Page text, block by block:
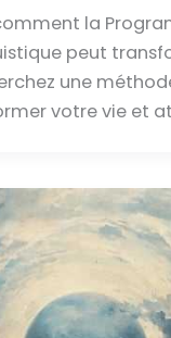
la
peut
une
votre vie et